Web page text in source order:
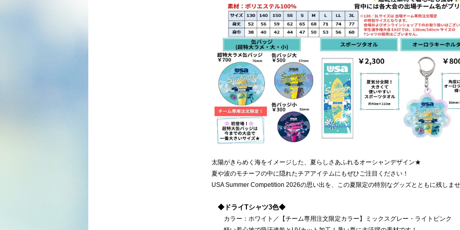
太陽がきらめく海をイメージした、夏らしさあふれるオーシャンデザイン★
夏や波のモチーフの中に隠れたチアアイテムにもぜひご注目ください！
USA Summer Competition 2026の思い出を、この夏限定の特別なグッズとともに残しま
◆ドライTシャツ3色◆
カラー：ホワイト／【チーム専用注文限定カラー】ミックスグレー・ライトピンク